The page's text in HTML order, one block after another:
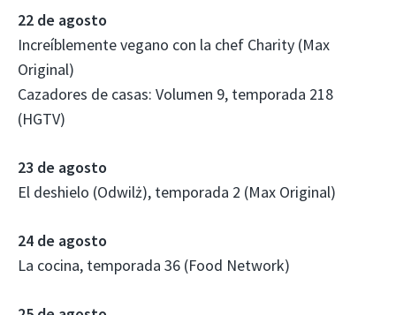
22 de agosto
Increíblemente vegano con la chef Charity (Max
Original)
Cazadores de casas: Volumen 9, temporada 218
(HGTV)
23 de agosto
El deshielo (Odwilż), temporada 2 (Max Original)
24 de agosto
La cocina, temporada 36 (Food Network)